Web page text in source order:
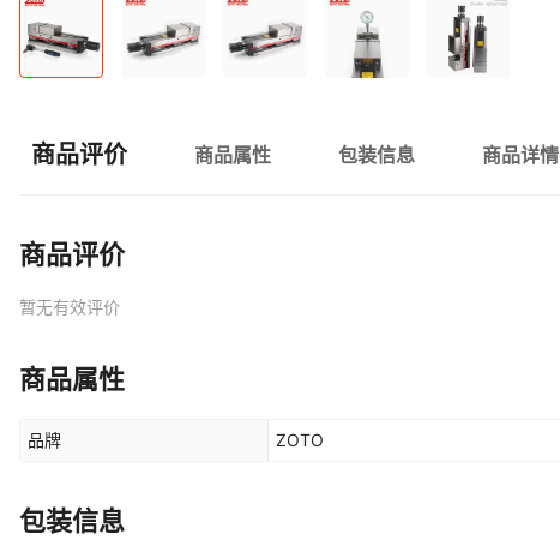
商品评价 商品属性 包装信息 商品详情
商品评价
暂无有效评价
商品属性
品牌 ZOTO
包装信息